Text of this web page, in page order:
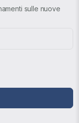
sulle nuove